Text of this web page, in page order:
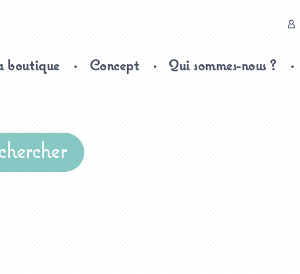
boutique Concept Qui sommes-nous ?